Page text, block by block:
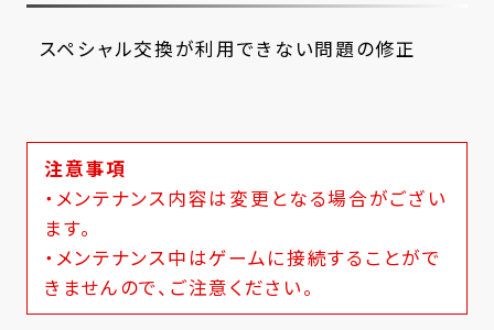
スペシャル交換が利用できない問題の修正
注意事項
・メンテナンス内容は変更となる場合がござい
ます。
・メンテナンス中はゲームに接続することがで
きませんので、ご注意ください。